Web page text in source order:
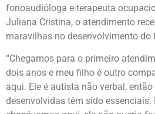
fonoaudióloga e terapeuta
Juliana Cristina, o atendimento
maravilhas no desenvolvimento do
“Chegamos para o primeiro
dois anos e meu filho é outro
aqui. Ele é autista não verbal,
desenvolvidas têm sido essenciais.